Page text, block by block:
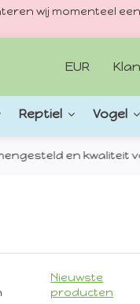
wij momenteel
EUR
Reptiel Vogel
en kwaliteit
Nieuwste
producten